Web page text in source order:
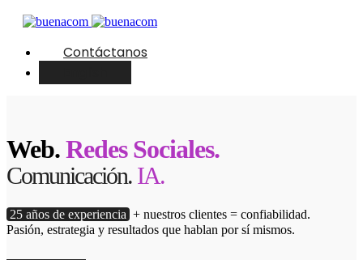
Contáctanos
Web.Redes Sociales.
Comunicación. IA.
25 años de experiencia + nuestros clientes = confiabilidad.
Pasión, estrategia y resultados que hablan por sí mismos.